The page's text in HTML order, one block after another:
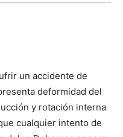
un accidente de
deformidad del
y rotación interna
cualquier intento de